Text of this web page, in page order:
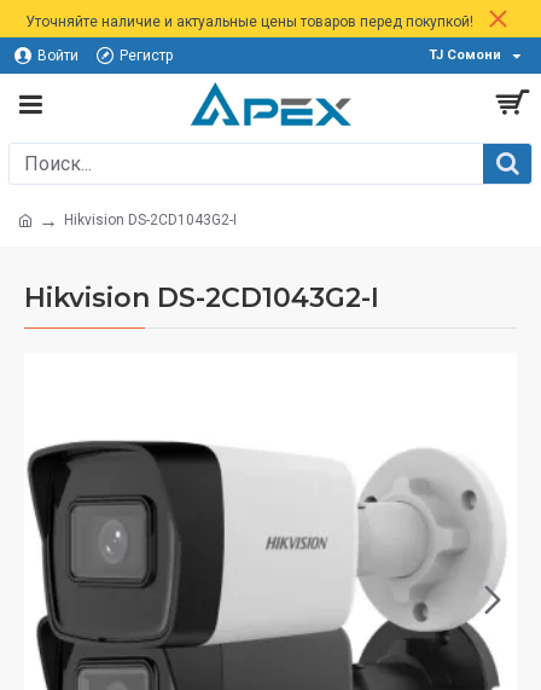
Уточняйте наличие и актуальные цены товаров перед покупкой!
Войти Регистр TJ Сомони
Hikvision DS-2CD1043G2-I
Hikvision DS-2CD1043G2-I